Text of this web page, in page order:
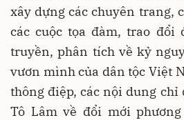
xây dựng các chuyên trang,
các cuộc tọa đàm, trao đổi
truyền, phân tích về kỷ
vươn mình của dân tộc Việt
thông điệp, các nội dung chỉ
Tô Lâm về đổi mới